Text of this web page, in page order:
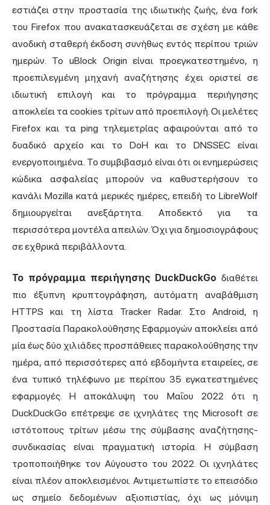
εστιάζει στην προστασία της ιδιωτικής ζωής, ένα fork
του Firefox που ανακατασκευάζεται σε σχέση με κάθε
ανοδική σταθερή έκδοση συνήθως εντός περίπου τριών
ημερών. Το uBlock Origin είναι προεγκατεστημένο, η
προεπιλεγμένη μηχανή αναζήτησης έχει οριστεί σε
ιδιωτική επιλογή και το πρόγραμμα περιήγησης
αποκλείει τα cookies τρίτων από προεπιλογή. Οι μελέτες
Firefox και τα ping τηλεμετρίας αφαιρούνται από το
δυαδικό αρχείο και το DoH και το DNSSEC είναι
ενεργοποιημένα. Το συμβιβασμό είναι ότι οι ενημερώσεις
κώδικα ασφαλείας μπορούν να καθυστερήσουν το
κανάλι Mozilla κατά μερικές ημέρες, επειδή το LibreWolf
δημιουργείται ανεξάρτητα. Αποδεκτό για τα
περισσότερα μοντέλα απειλών. Όχι για δημοσιογράφους
σε εχθρικά περιβάλλοντα.
Το πρόγραμμα περιήγησης DuckDuckGo διαθέτει
πιο έξυπνη κρυπτογράφηση, αυτόματη αναβάθμιση
HTTPS και τη λίστα Tracker Radar. Στο Android, η
Προστασία Παρακολούθησης Εφαρμογών αποκλείει από
μία έως δύο χιλιάδες προσπάθειες παρακολούθησης την
ημέρα, από περισσότερες από εβδομήντα εταιρείες, σε
ένα τυπικό τηλέφωνο με περίπου 35 εγκατεστημένες
εφαρμογές. Η αποκάλυψη του Μαΐου 2022 ότι η
DuckDuckGo επέτρεψε σε ιχνηλάτες της Microsoft σε
ιστότοπους τρίτων μέσω της σύμβασης αναζήτησης-
συνδικασίας είναι πραγματική ιστορία. Η σύμβαση
τροποποιήθηκε τον Αύγουστο του 2022. Οι ιχνηλάτες
είναι πλέον αποκλεισμένοι. Αντιμετωπίστε το επεισόδιο
ως σημείο δεδομένων αξιοπιστίας, όχι ως μόνιμη